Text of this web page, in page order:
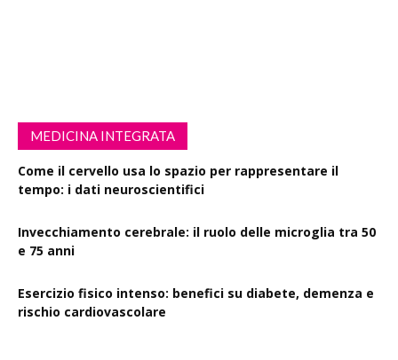
MEDICINA INTEGRATA
Come il cervello usa lo spazio per rappresentare il
tempo: i dati neuroscientifici
Invecchiamento cerebrale: il ruolo delle microglia tra 50
e 75 anni
Esercizio fisico intenso: benefici su diabete, demenza e
rischio cardiovascolare